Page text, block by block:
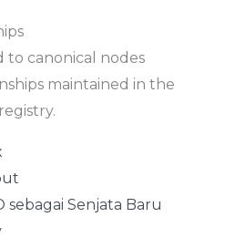
to canonical nodes
maintained in the
sebagai Senjata Baru